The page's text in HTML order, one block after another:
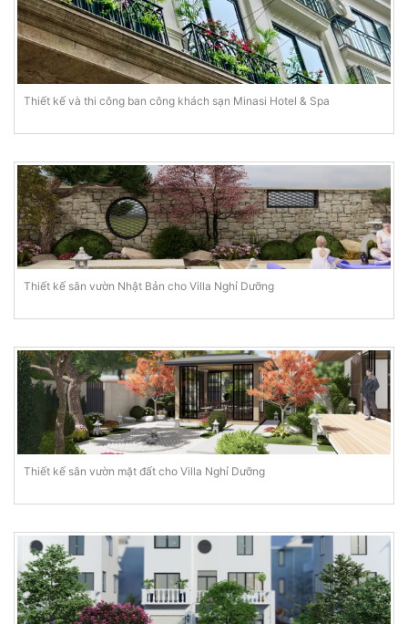
Thiết kế và thi công ban công khách sạn Minasi Hotel & Spa
Thiết kế sân vườn Nhật Bản cho Villa Nghỉ Dưỡng
Thiết kế sân vườn mặt đất cho Villa Nghỉ Dưỡng